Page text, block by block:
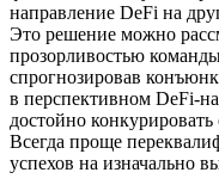
направление DeFi на
Это решение можно
прозорливостью
спрогнозировав
в перспективном DeFi-
достойно
Всегда проще
успехов на изначально